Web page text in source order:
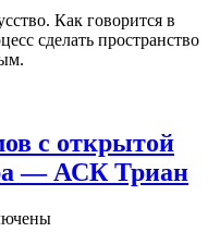
Как говорится в
сделать пространство
с открытой
— АСК Триан